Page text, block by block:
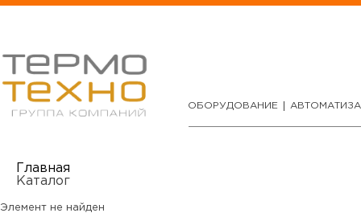
ОБОРУДОВАНИЕ
Главная
Каталог
Элемент не найден